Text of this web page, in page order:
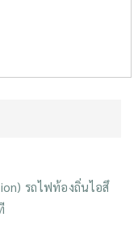
รถไฟท้องถิ่นไอสึ